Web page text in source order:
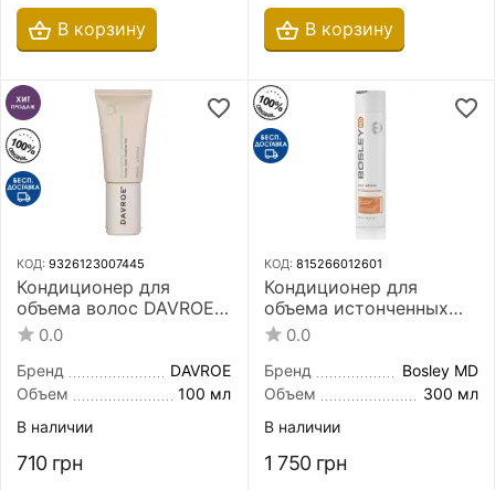
В корзину В корзину
КОД: 9326123007445
Кондиционер для
объема волос DAVROE
Volume Amplifying
Conditioner 100 мл
0.0
Бренд
DAVROE
Объем
100 мл
В наличии
710 грн
КОД: 815266012601
Кондиционер для
объема истонченных
окрашенных волос
Bosley MD Bos Revive
Conditioner 300 мл
0.0
Бренд
Bosley MD
Объем
300 мл
В наличии
1 750 грн